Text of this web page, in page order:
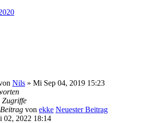
Nils » Mi Sep 04, 2019 15:23
Zugriffe
von ekke Neuester Beitrag
02, 2022 18:14